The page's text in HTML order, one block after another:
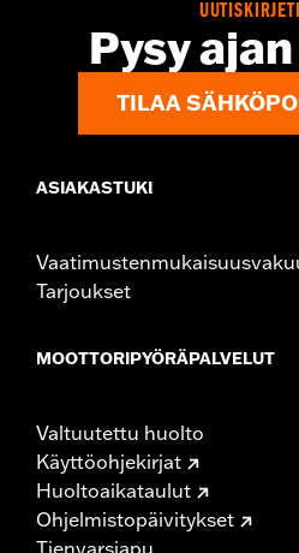
Pysy
TILAA
ASIAKASTUKI
Tarjoukset
MOOTTORIPYÖRÄPALVELUT
Valtuutettu huolto
Käyttöohjekirjat
Huoltoaikataulut
Ohjelmistopäivitykset
Tienvarsiapu